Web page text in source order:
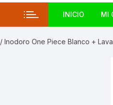
INICIO MI
/ Inodoro One Piece Blanco +